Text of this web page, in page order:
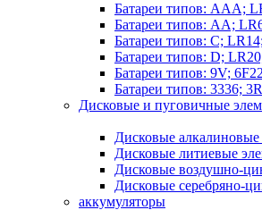
Батареи типов: AAA;
Батареи типов: AA;
Батареи типов: C;
Батареи типов: D;
Батареи типов: 9V;
Батареи типов: 3336;
Дисковые и пуговичные
Дисковые
Дисковые литиевые
Дисковые воздушно-
Дисковые серебряно-
аккумуляторы